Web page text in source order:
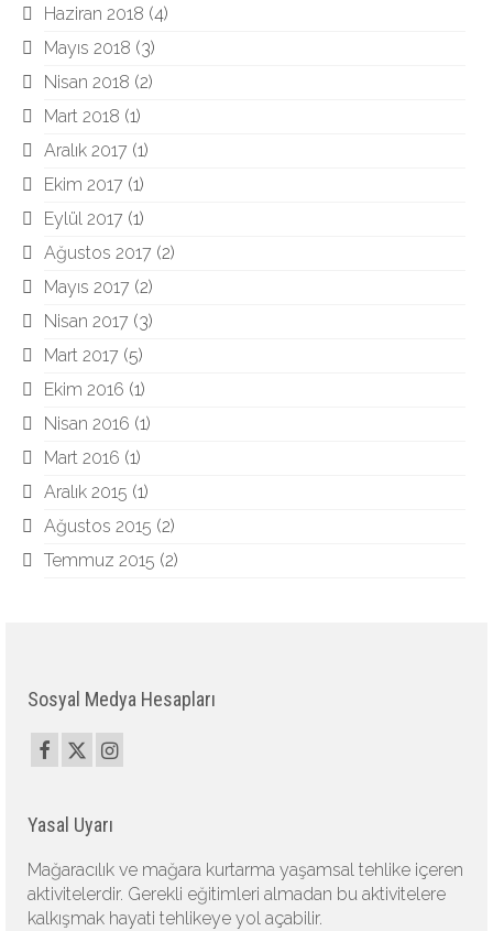
Haziran 2018 (4)
Mayıs 2018 (3)
Nisan 2018 (2)
Mart 2018 (1)
Aralık 2017 (1)
Ekim 2017 (1)
Eylül 2017 (1)
Ağustos 2017 (2)
Mayıs 2017 (2)
Nisan 2017 (3)
Mart 2017 (5)
Ekim 2016 (1)
Nisan 2016 (1)
Mart 2016 (1)
Aralık 2015 (1)
Ağustos 2015 (2)
Temmuz 2015 (2)
Sosyal Medya Hesapları
Yasal Uyarı
Mağaracılık ve mağara kurtarma yaşamsal tehlike içeren
aktivitelerdir. Gerekli eğitimleri almadan bu aktivitelere
kalkışmak hayati tehlikeye yol açabilir.